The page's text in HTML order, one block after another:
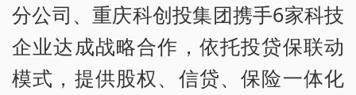
分公司、重庆科创投集团携手6家科技
企业达成战略合作，依托投贷保联动
模式，提供股权、信贷、保险一体化